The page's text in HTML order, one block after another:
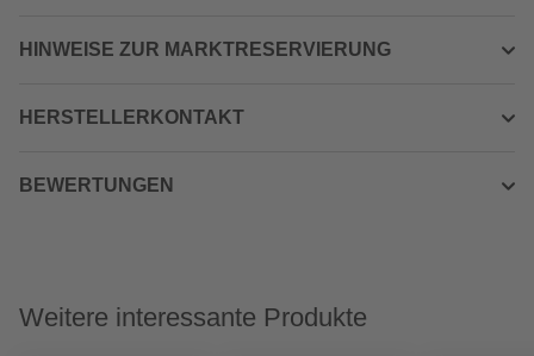
HINWEISE ZUR MARKTRESERVIERUNG
HERSTELLERKONTAKT
BEWERTUNGEN
Weitere interessante Produkte